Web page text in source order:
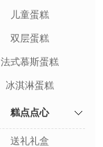
儿童蛋糕
双层蛋糕
法式慕斯蛋糕
冰淇淋蛋糕
糕点点心
送礼礼盒